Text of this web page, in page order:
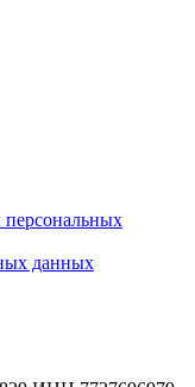
данных